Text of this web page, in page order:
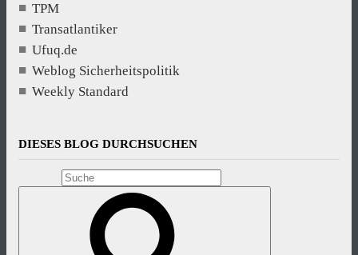
TPM
Transatlantiker
Ufuq.de
Weblog Sicherheitspolitik
Weekly Standard
DIESES BLOG DURCHSUCHEN